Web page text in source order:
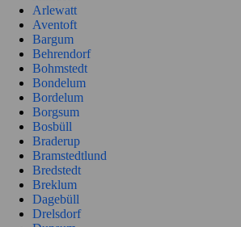
Arlewatt
Aventoft
Bargum
Behrendorf
Bohmstedt
Bondelum
Bordelum
Borgsum
Bosbüll
Braderup
Bramstedtlund
Bredstedt
Breklum
Dagebüll
Drelsdorf